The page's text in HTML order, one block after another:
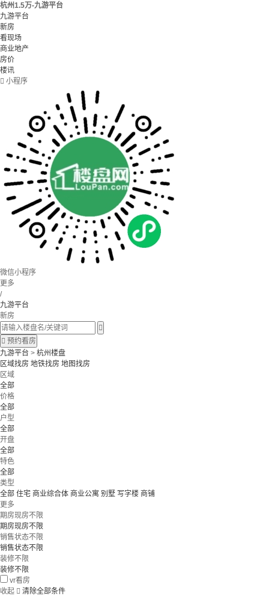
杭州1.5万-九游平台
九游平台
新房
看现场
商业地产
房价
楼讯
 小程序
微信小程序
更多
/
九游平台
新房

 预约看房
九游平台 > 杭州楼盘
区域找房 地铁找房 地图找房
区域
全部
价格
全部
户型
全部
开盘
全部
特色
全部
类型
全部 住宅 商业综合体 商业公寓 别墅 写字楼 商铺
更多
期房现房不限
期房现房不限
销售状态不限
销售状态不限
装修不限
装修不限
vr看房
收起  清除全部条件